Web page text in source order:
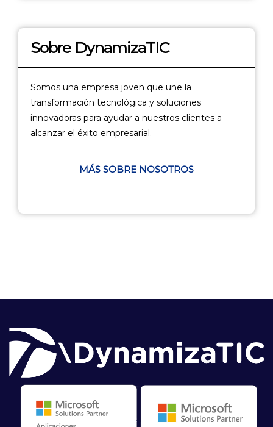
Sobre DynamizaTIC
Somos una empresa joven que une la
transformación tecnológica y soluciones
innovadoras para ayudar a nuestros clientes a
alcanzar el éxito empresarial.
MÁS SOBRE NOSOTROS